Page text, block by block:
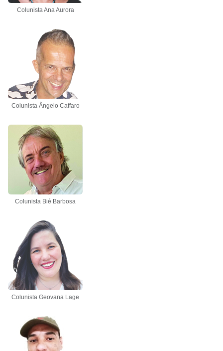
Colunista Ana Aurora
Colunista Ângelo Caffaro
Colunista Bié Barbosa
Colunista Geovana Lage